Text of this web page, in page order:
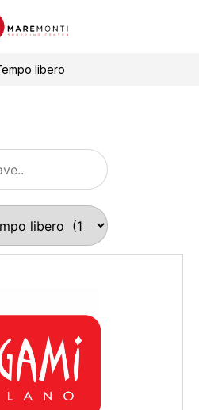
libero